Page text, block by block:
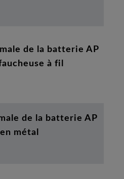
de la batterie AP
à fil
de la batterie AP
métal